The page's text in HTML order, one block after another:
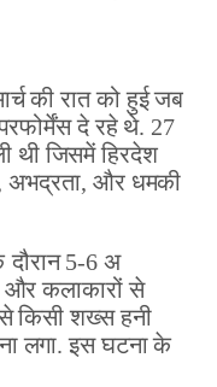
की रात को हुई जब
दे रहे थे. 27
थी जिसमें हिरदेश
अभद्रता, और धमकी
दौरान 5-6 अ
कलाकारों से
किसी शख्स हनी
लगा. इस घटना के